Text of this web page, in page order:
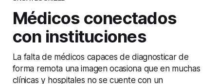
Médicos conectados
con instituciones
La falta de médicos capaces de diagnosticar de
forma remota una imagen ocasiona que en muchas
clínicas y hospitales no se cuente con un